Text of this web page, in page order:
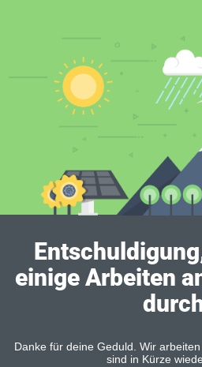
einige Arbeiten
Danke für deine Geduld. Wir
sind in Kürze